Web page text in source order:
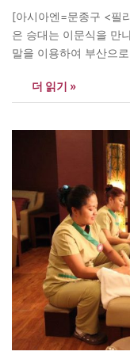
[아시아엔=문종구 <필
은 승대는 이문식을 만
말을 이용하여 부산으
시오.” “자동차정비소
현재 있는 직원들을 그
더 읽기 »